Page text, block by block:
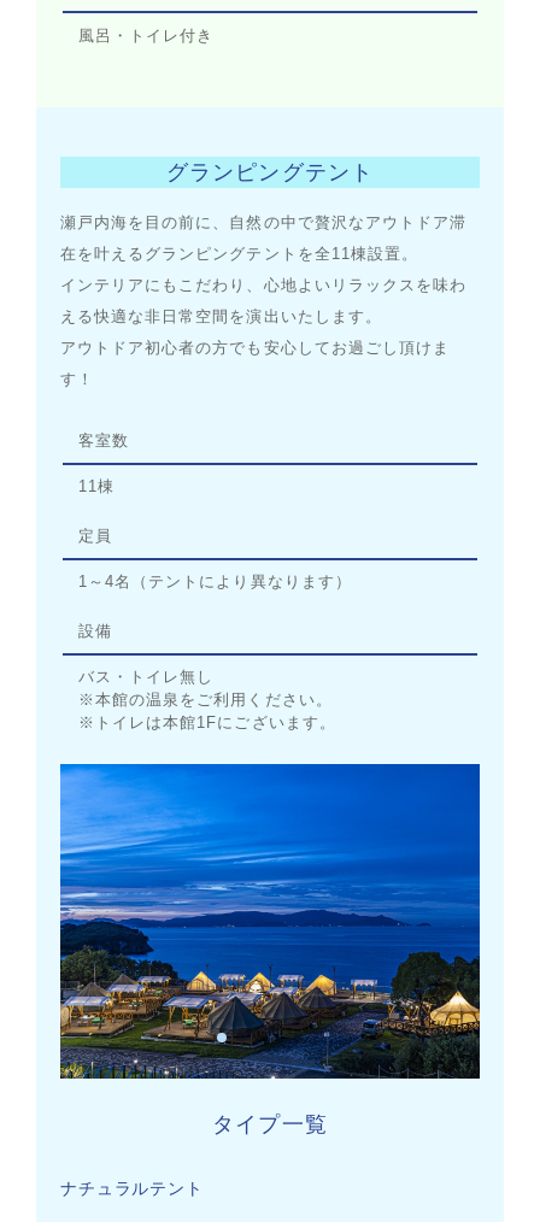
風呂・トイレ付き
グランピングテント
瀬戸内海を目の前に、自然の中で贅沢なアウトドア滞
在を叶えるグランピングテントを全11棟設置。
インテリアにもこだわり、心地よいリラックスを味わ
える快適な非日常空間を演出いたします。
アウトドア初心者の方でも安心してお過ごし頂けま
す！
客室数
11棟
定員
1～4名（テントにより異なります）
設備
バス・トイレ無し
※本館の温泉をご利用ください。
※トイレは本館1Fにございます。
タイプ一覧
ナチュラルテント